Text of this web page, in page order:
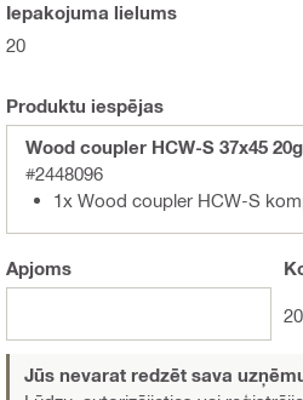
Iepakojuma lielums
20
Produktu iespējas
Wood coupler HCW-S 37x45
#2448096
1x Wood coupler HCW-S
Apjoms
20
Jūs nevarat redzēt sava